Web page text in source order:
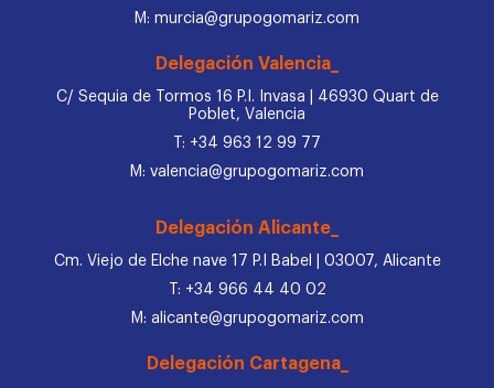
M: murcia@grupogomariz.com
Delegación Valencia_
C/ Sequia de Tormos 16 P.I. Invasa | 46930 Quart de
Poblet, Valencia
T: +34 963 12 99 77
M: valencia@grupogomariz.com
Delegación Alicante_
Cm. Viejo de Elche nave 17 P.I Babel | 03007, Alicante
T: +34 966 44 40 02
M: alicante@grupogomariz.com
Delegación Cartagena_